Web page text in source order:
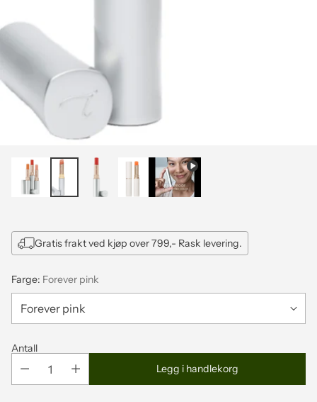
Gratis frakt ved kjøp over 799,- Rask levering.
Farge: Forever pink
Antall
Legg i handlekorg